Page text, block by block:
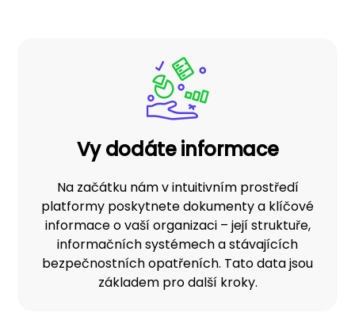
Vy dodáte informace
Na začátku nám v intuitivním prostředí
platformy poskytnete dokumenty a klíčové
informace o vaší organizaci – její struktuře,
informačních systémech a stávajících
bezpečnostních opatřeních. Tato data jsou
základem pro další kroky.